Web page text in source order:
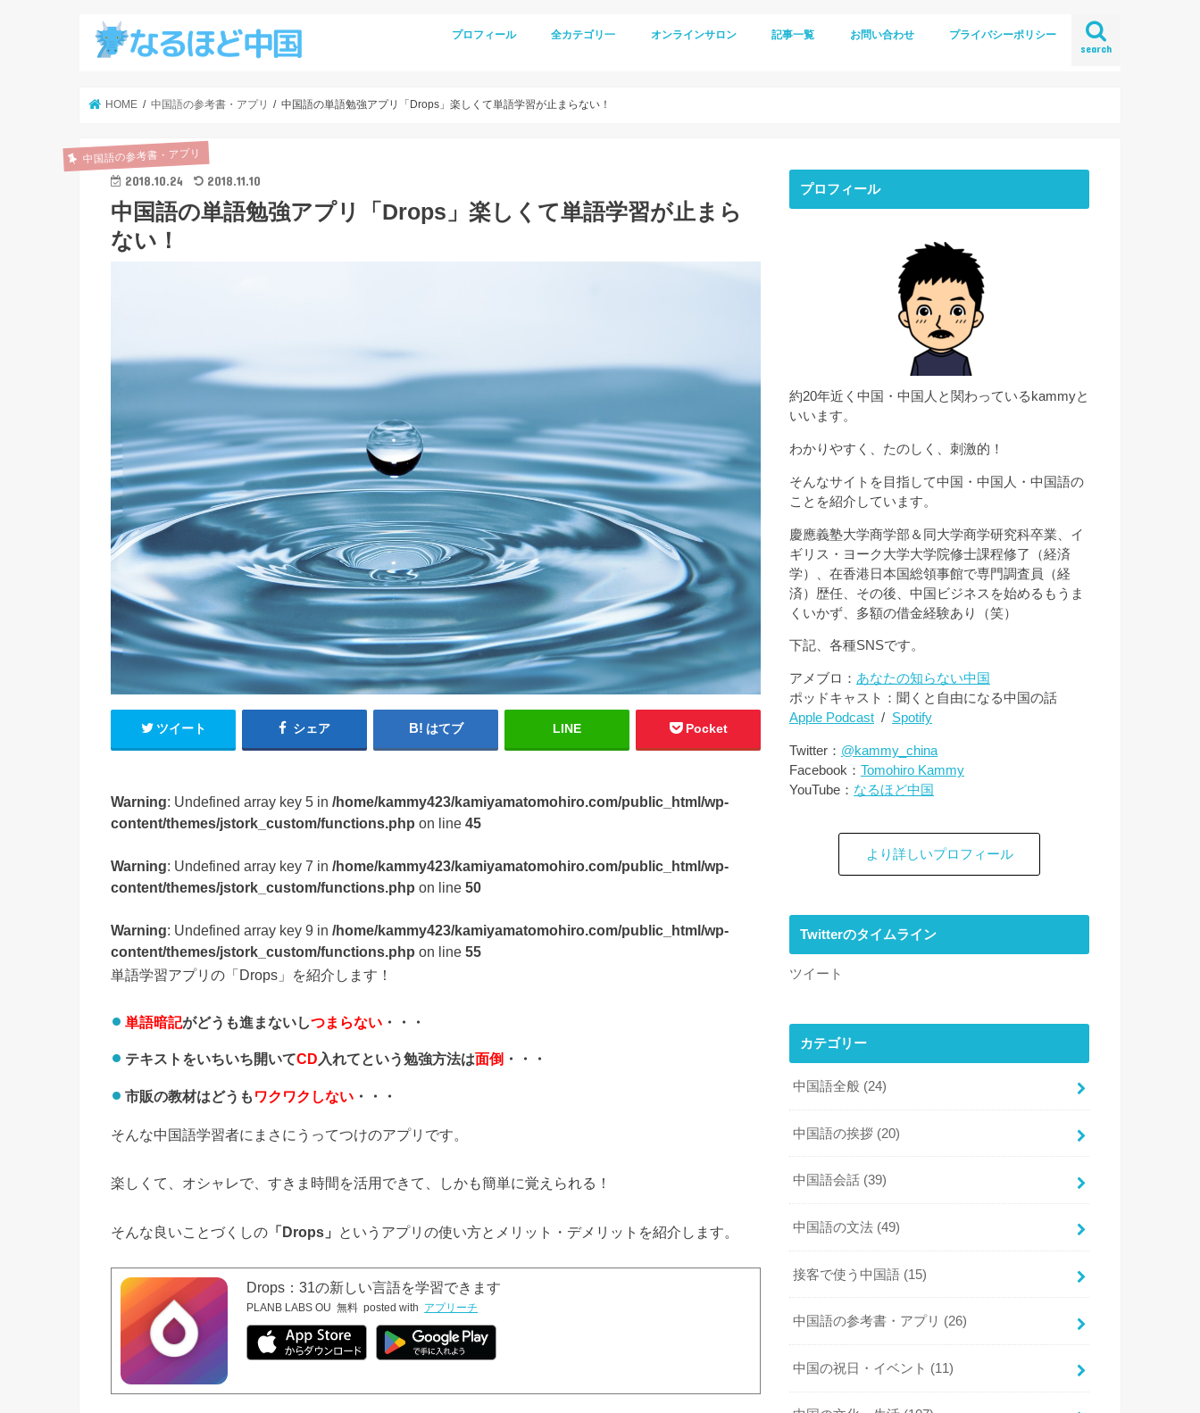
search
プロフィール 全カテゴリ一 オンラインサロン 記事一覧 お問い合わせ プライバシーポリシー
HOME 中国語の参考書・アプリ 中国語の単語勉強アプリ「Drops」楽しくて単語学習が止まらない！
中国語の参考書・アプリ
2018.10.24 2018.11.10
中国語の単語勉強アプリ「Drops」楽しくて単語学習が止まら
ない！
ツイート シェア はてブ LINE Pocket
Warning: Undefined array key 5 in /home/kammy423/kamiyamatomohiro.com/public_html/wp-
content/themes/jstork_custom/functions.php on line 45
Warning: Undefined array key 7 in /home/kammy423/kamiyamatomohiro.com/public_html/wp-
content/themes/jstork_custom/functions.php on line 50
Warning: Undefined array key 9 in /home/kammy423/kamiyamatomohiro.com/public_html/wp-
content/themes/jstork_custom/functions.php on line 55
単語学習アプリの「Drops」を紹介します！
単語暗記がどうも進まないしつまらない ・・・
テキストをいちいち開いてCD 入れてという勉強方法は面倒 ・・・
市販の教材はどうも ワクワクしない ・・・
そんな中国語学習者にまさにうってつけのアプリです。
楽しくて、オシャレで、すきま時間を活用できて、しかも簡単に覚えられる！
そんな良いことづくしの 「Drops」 というアプリの使い方とメリット・デメリットを紹介します。
Drops：31の新しい言語を学習できます
PLANB LABS OU 無料 posted with アプリーチ
プロフィール
約20年近く中国・中国人と関わっているkammyと
いいます。
わかりやすく、たのしく、刺激的！
そんなサイトを目指して中国・中国人・中国語の
ことを紹介しています。
慶應義塾大学商学部＆同大学商学研究科卒業、イ
ギリス・ヨーク大学大学院修士課程修了（経済
学）、在香港日本国総領事館で専門調査員（経
済）歴任、その後、中国ビジネスを始めるもうま
くいかず、多額の借金経験あり（笑）
下記、各種SNSです。
アメブロ： あなたの知らない中国
ポッドキャスト：聞くと自由になる中国の話
Apple Podcast / Spotify
Twitter： @kammy_china
Facebook： Tomohiro Kammy
YouTube： なるほど中国
より詳しいプロフィール
Twitterのタイムライン
ツイート
カテゴリー
中国語全般 (24)
中国語の挨拶 (20)
中国語会話 (39)
中国語の文法 (49)
接客で使う中国語 (15)
中国語の参考書・アプリ (26)
中国の祝日・イベント (11)